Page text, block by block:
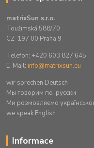
matrixSun s.r.o.
Toužimská 588/70
CZ-197 00 Praha 9
Telefon: +420 603 827 645
E-Mail: info@matrixsun.eu
wir sprechen Deutsch
Mы говорим по-русски
Ми розмовляємо
we speak English
Informace